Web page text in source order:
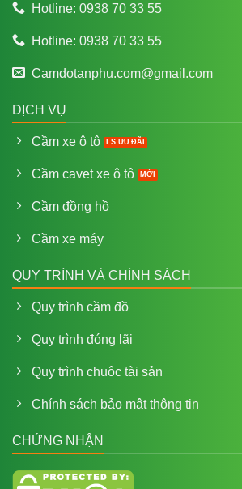
Hotline: 0938 70 33 55
Hotline: 0938 70 33 55
Camdotanphu.com@gmail.com
DỊCH VỤ
Cầm xe ô tô
Cầm cavet xe ô tô
Cầm đồng hồ
Cầm xe máy
QUY TRÌNH VÀ CHÍNH SÁCH
Quy trình cầm đồ
Quy trình đóng lãi
Quy trình chuôc tài sản
Chính sách bảo mật thông tin
CHỨNG NHẬN